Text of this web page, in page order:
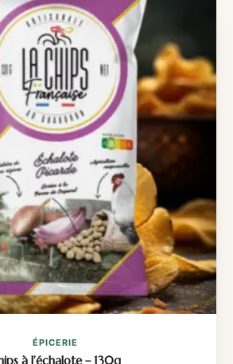
ÉPICERIE
à l’échalote – 130g